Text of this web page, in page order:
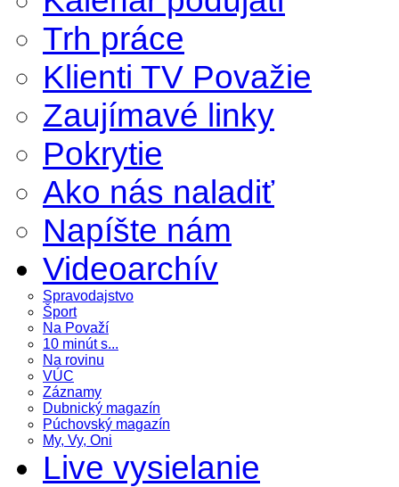
Trh práce
Klienti TV Považie
Zaujímavé linky
Pokrytie
Ako nás naladiť
Napíšte nám
Videoarchív
Spravodajstvo
Šport
Na Považí
10 minút s...
Na rovinu
VÚC
Záznamy
Dubnický magazín
Púchovský magazín
My, Vy, Oni
Live vysielanie